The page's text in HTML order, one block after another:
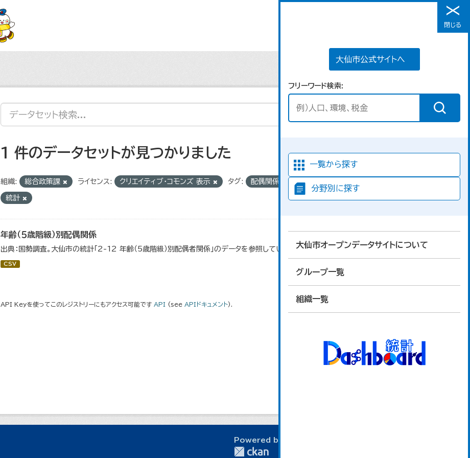
メニュー
大仙市公式サイトへ
フリーワード検索
一覧から探す
分野別に探す
大仙市オープンデータサイトについて
グループ一覧
組織一覧
閉じる
1 件のデータセットが見つかりました
組織: 総合政策課 ライセンス: クリエイティブ・コモンズ 表示 タグ: 配偶関係
統計
年齢（５歳階級）別配偶関係
出典：国勢調査。大仙市の統計「2-12 年齢（5歳階級）別配偶者関係」のデータを参照しています。
CSV
API Keyを使ってこのレジストリーにもアクセス可能です API (see APIドキュメント).
Powered by